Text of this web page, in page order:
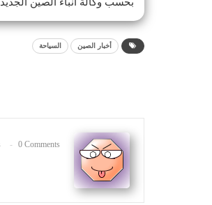
بحسب وكالة أنباء الصين
أخبار الصين السياحة
0 Comments